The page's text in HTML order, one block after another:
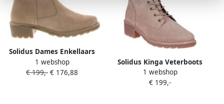
Solidus Dames Enkellaars
Solid -40495 Kinga
Cheyenne Beige ½
1 webshop
€ 199,- € 176,88
Solidus Kinga Veterboots
H+K Leest Roze Dames
1 webshop
€ 199,-